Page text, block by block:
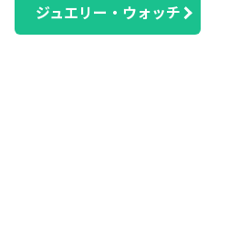
ジュエリー・ウォッチ